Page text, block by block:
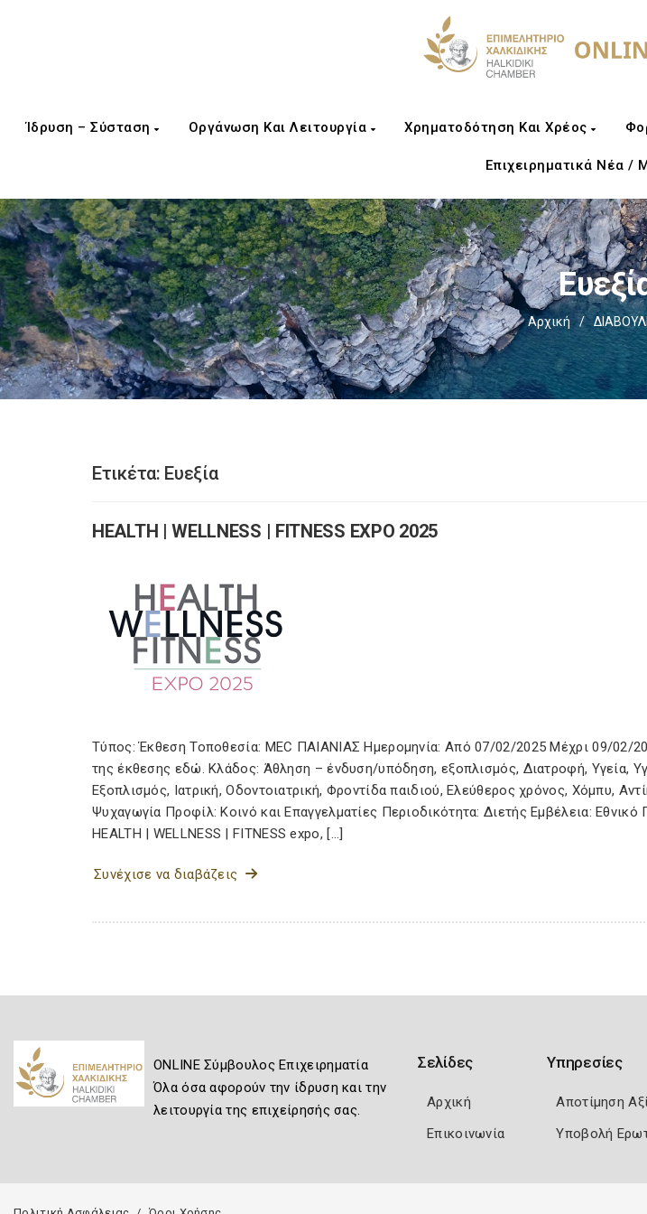
Ίδρυση – Σύσταση Οργάνωση Και Λειτουργία Χρηματοδότηση Και Χρέος
Επιχειρηματικά Νέα /
Αρχική /
Ετικέτα: Ευεξία
HEALTH | WELLNESS | FITNESS EXPO 2025
Τύπος: Έκθεση Τοποθεσία: MEC ΠΑΙΑΝΙΑΣ Ημερομηνία: Από 07/02/2025 Μέχρι 09/02/
της έκθεσης εδώ. Κλάδος: Άθληση – ένδυση/υπόδηση, εξοπλισμός, Διατροφή, Υγεία,
Εξοπλισμός, Ιατρική, Οδοντοιατρική, Φροντίδα παιδιού, Ελεύθερος χρόνος, Χόμπυ,
Ψυχαγωγία Προφίλ: Κοινό και Επαγγελματίες Περιοδικότητα: Διετής Εμβέλεια:
HEALTH | WELLNESS | FITNESS expo, […]
Συνέχισε να διαβάζεις
ONLINE Σύμβουλος Επιχειρηματία
Όλα όσα αφορούν την ίδρυση και την
λειτουργία της επιχείρησής σας.
Σελίδες
Αρχική
Επικοινωνία
Υπηρεσίες
Αποτίμηση
Υποβολή